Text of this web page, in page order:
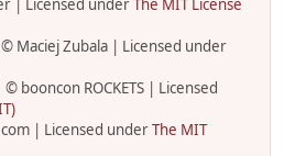
| Licensed underThe MIT License
Maciej Zubala | Licensed under
© booncon ROCKETS | Licensed
| Licensed underThe MIT